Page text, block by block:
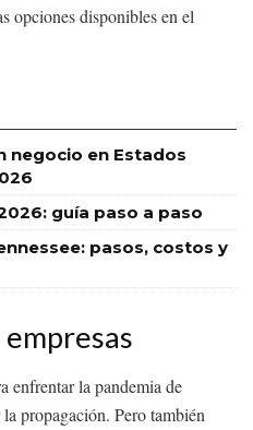
opciones disponibles en el
negocio en Estados
guía paso a paso
pasos, costos y
enfrentar la pandemia de
propagación. Pero también